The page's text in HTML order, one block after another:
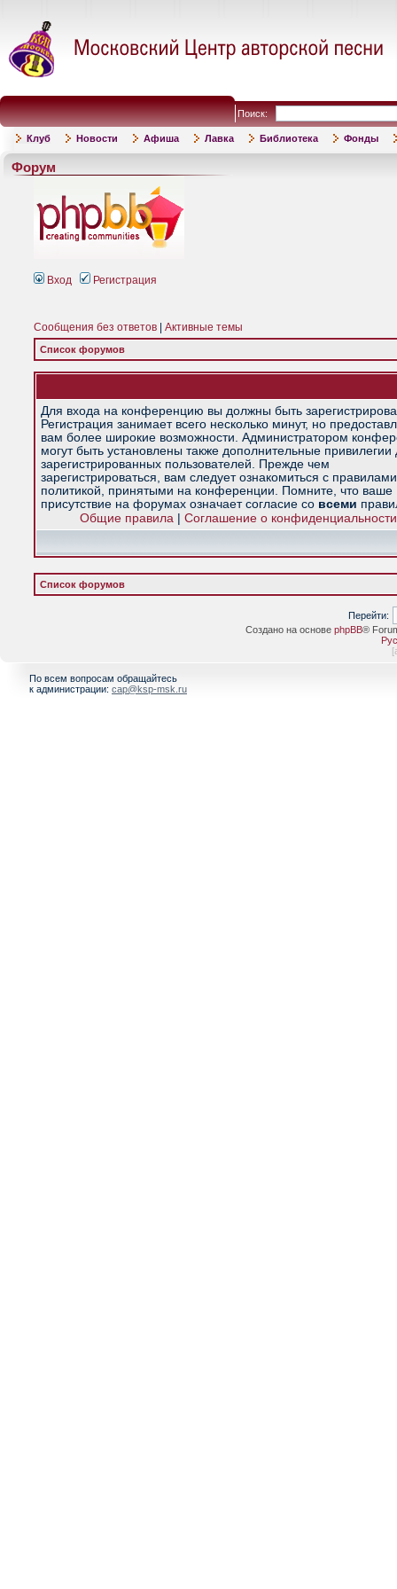
Поиск:
Клуб Новости Афиша Лавка Библиотека Фонды
Форум
Вход Регистрация
Сообщения без ответов Активные темы
Список форумов
Для входа на конференцию вы должны быть
Регистрация занимает всего несколько минут, но
вам более широкие возможности. Администратором
могут быть установлены также дополнительные привилегии
зарегистрированных пользователей. Прежде чем
зарегистрироваться, вам следует ознакомиться с
политикой, принятыми на конференции. Помните, что ваше
присутствие на форумах означает согласие со всеми
Общие правила| Соглашение о конфиденциальности
Список форумов
Перейти:
Создано на основе phpBB®
[
По всем вопросам обращайтесь
к администрации: cap@ksp-msk.ru